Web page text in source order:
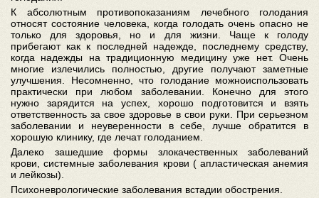
К абсолютным противопоказаниям лечебного голодания
относят состояние человека, когда голодать очень опасно не
только для здоровья, но и для жизни. Чаще к голоду
прибегают как к последней надежде, последнему средству,
когда надежды на традиционную медицину уже нет. Очень
многие излечились полностью, другие получают заметные
улучшения. Несомненно, что голодание можноиспользовать
практически при любом заболевании. Конечно для этого
нужно зарядится на успех, хорошо подготовится и взять
ответственность за свое здоровье в свои руки. При серьезном
заболевании и неуверенности в себе, лучше обратится в
хорошую клинику, где лечат голоданием.
Далеко зашедшие формы злокачественных заболеваний
крови, системные заболевания крови ( апластическая анемия
и лейкозы).
Психоневрологические заболевания встадии обострения.